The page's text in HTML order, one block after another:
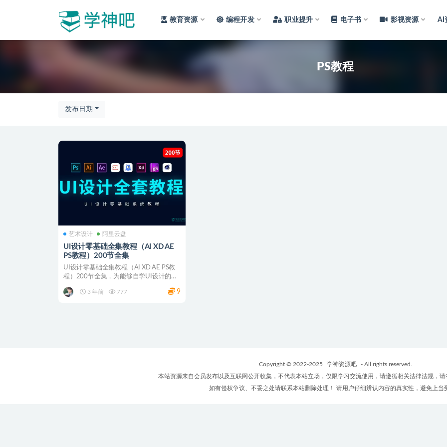
教育资源 编程开发 职业提升 电子书 影视资源 AI
PS教程
发布日期
艺术设计 阿里云盘
UI设计零基础全集教程（AI XD AE
PS教程）200节全集
UI设计零基础全集教程（AI XD AE PS教
程）200节全集，为能够自学UI设计的学
3 年前
777 9
Copyright © 2022-2025 学神资源吧
- All rights reserved.
本站资源来自会员发布以及互联网公开收集，不代表本站立场，仅限学习交流使用，请遵循相关法律法规，请
如有侵权争议、不妥之处请联系本站删除处理！ 请用户仔细辨认内容的真实性，避免上当